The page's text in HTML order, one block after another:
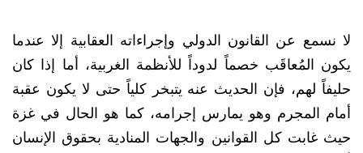
لا نسمع عن القانون الدولي وإجراءاته العقابية إلا عندما
يكون المُعاقَب خصماً لدوداً للأنظمة الغربية، أما إذا كان
حليفاً لهم، فإن الحديث عنه يتبخر كلياً حتى لا يكون عقبة
أمام المجرم وهو يمارس إجرامه، كما هو الحال في غزة
حيث غابت كل القوانين والجهات المنادية بحقوق الإنسان